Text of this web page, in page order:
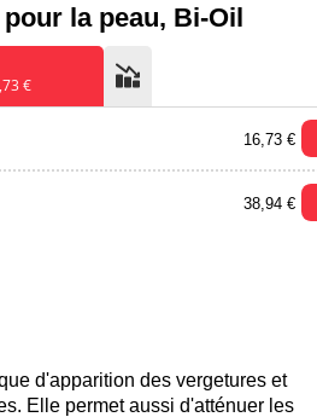
la peau, Bi-Oil
€
16,73 €
38,94 €
d'apparition des vergetures et
Elle permet aussi d'atténuer les